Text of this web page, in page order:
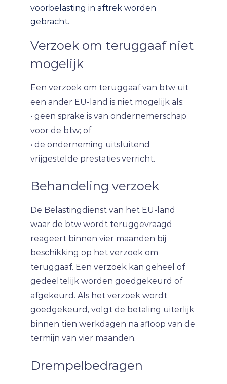
voorbelasting in aftrek worden
gebracht.
Verzoek om teruggaaf niet
mogelijk
Een verzoek om teruggaaf van btw uit
een ander EU-land is niet mogelijk als:
• geen sprake is van ondernemerschap
voor de btw; of
• de onderneming uitsluitend
vrijgestelde prestaties verricht.
Behandeling verzoek
De Belastingdienst van het EU-land
waar de btw wordt teruggevraagd
reageert binnen vier maanden bij
beschikking op het verzoek om
teruggaaf. Een verzoek kan geheel of
gedeeltelijk worden goedgekeurd of
afgekeurd. Als het verzoek wordt
goedgekeurd, volgt de betaling uiterlijk
binnen tien werkdagen na afloop van de
termijn van vier maanden.
Drempelbedragen